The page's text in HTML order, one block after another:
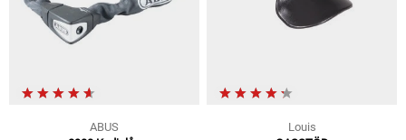
ABUS
Louis